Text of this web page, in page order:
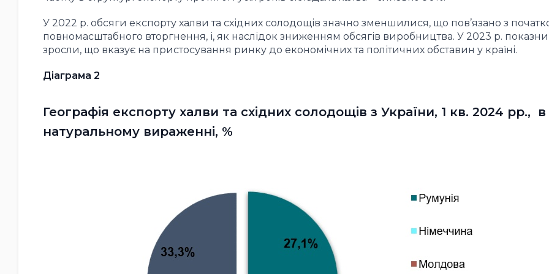
У 2022 р. обсяги експорту халви та східних солодощів значно зменшилися, що пов’язано з
повномасштабного вторгнення, і, як наслідок зниженням обсягів виробництва. У 2023 р.
зросли, що вказує на пристосування ринку до економічних та політичних обставин у країні.
Діаграма 2
Географія експорту халви та східних солодощів з України, 1 кв. 2024 рр., в
натуральному вираженні, %